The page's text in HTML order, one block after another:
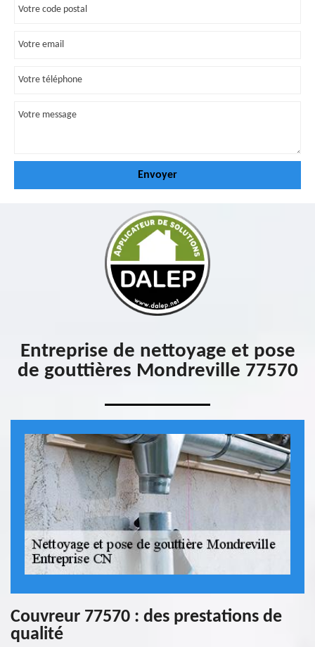
Entreprise de nettoyage et pose
de gouttières Mondreville 77570
Couvreur 77570 : des prestations de
qualité